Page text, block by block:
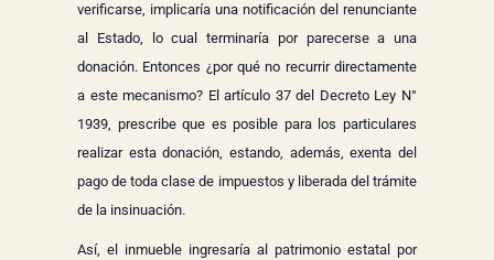
verificarse, implicaría una notificación del renunciante
al Estado, lo cual terminaría por parecerse a una
donación. Entonces ¿por qué no recurrir directamente
a este mecanismo? El artículo 37 del Decreto Ley N°
1939, prescribe que es posible para los particulares
realizar esta donación, estando, además, exenta del
pago de toda clase de impuestos y liberada del trámite
de la insinuación.
Así, el inmueble ingresaría al patrimonio estatal por